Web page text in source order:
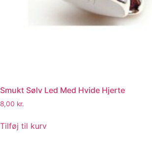
Smukt Sølv Led Med Hvide Hjerte
8,00 kr.
Tilføj til kurv